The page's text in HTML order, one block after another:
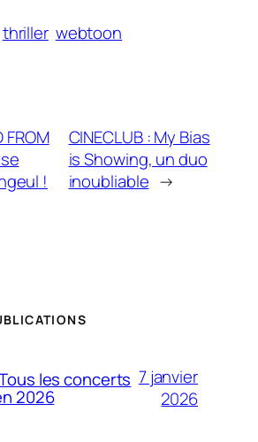
thriller webtoon
FROM
!
CINECLUB : My Bias
is Showing, un duo
inoubliable →
les concerts
2026
7 janvier
2026